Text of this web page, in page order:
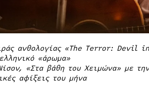
ανθολογίας «The Terror: Devil in
«άρωμα»
«Στα βάθη του Χειμώνα» με
αφίξεις του μήνα